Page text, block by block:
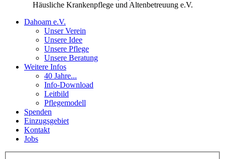
Häusliche Krankenpflege und Altenbetreuung e.V.
Dahoam e.V.
Unser Verein
Unsere Idee
Unsere Pflege
Unsere Beratung
Weitere Infos
40 Jahre...
Info-Download
Leitbild
Pflegemodell
Spenden
Einzugsgebiet
Kontakt
Jobs